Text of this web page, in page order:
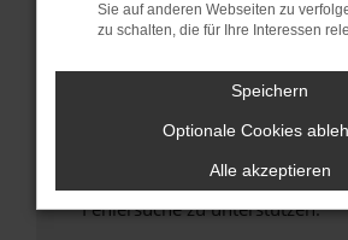
führen, dass bestimmte
unterstützt werden.
Wende dich an den
Wenn du alle oben genannten
hast, kontaktiere uns bitte. Wir
uns diesen Text schicken, um
Fehlersuche zu unterstützen:
Sie auf anderen Webseiten zu
zu schalten, die für Ihre Interessen
Speichern
Optionale Cookies
Alle akzeptieren